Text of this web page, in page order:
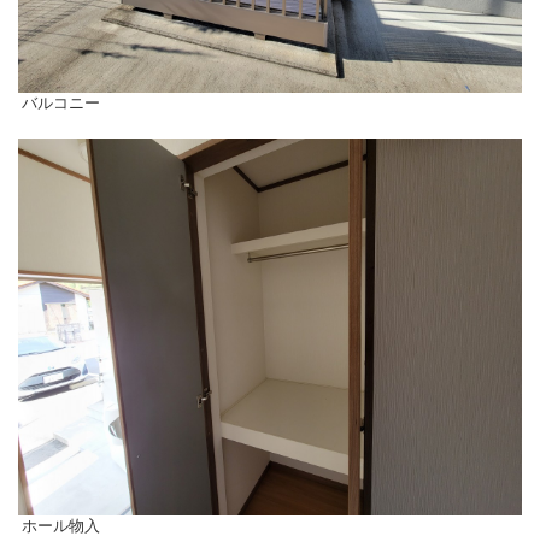
バルコニー
ホール物入